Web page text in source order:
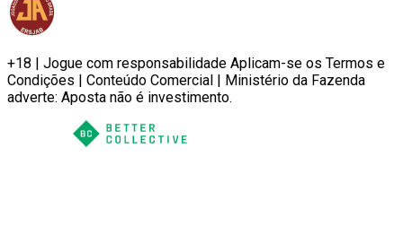
+18 | Jogue com responsabilidade Aplicam-se os Termos e
Condições | Conteúdo Comercial | Ministério da Fazenda
adverte: Aposta não é investimento.